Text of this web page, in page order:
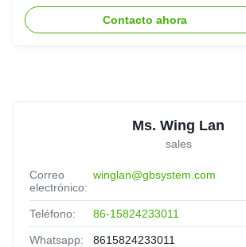
Contacto ahora
Ms. Wing Lan
sales
Correo
electrónico:
winglan@gbsystem.com
Teléfono: 86-15824233011
Whatsapp: 8615824233011